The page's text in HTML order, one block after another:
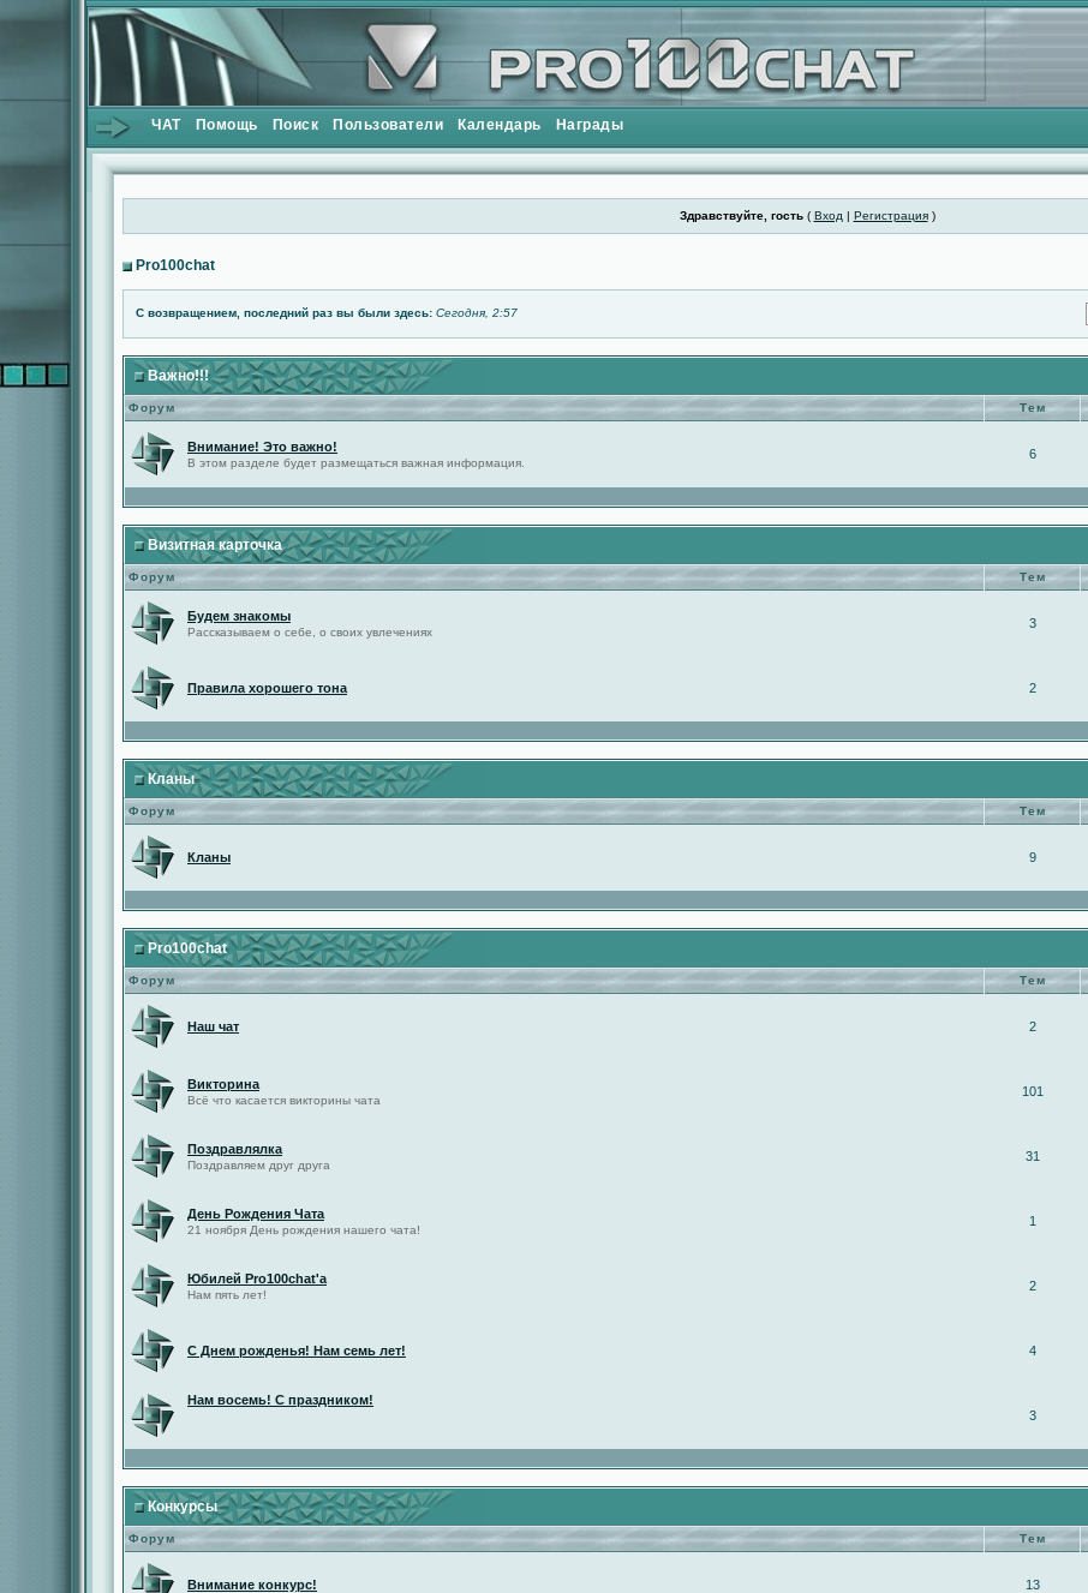
ЧАТ Помощь Поиск Пользователи Календарь Награды
Здравствуйте, гость( Вход | Регистрация)
Pro100chat
С возвращением, последний раз вы были здесь: Сегодня, 2:57
Важно!!!
Форум Тем
Внимание! Это важно!
В этом разделе будет размещаться важная информация.
6
Визитная карточка
Форум Тем
Будем знакомы
Рассказываем о себе, о своих увлечениях
3
Правила хорошего тона 2
Кланы
Форум Тем
Кланы 9
Pro100chat
Форум Тем
Наш чат 2
Викторина
Всё что касается викторины чата
101
Поздравлялка
Поздравляем друг друга
31
День Рождения Чата
21 ноября День рождения нашего чата!
1
Юбилей Pro100chat'а
Нам пять лет!
2
С Днем рожденья! Нам семь лет! 4
Нам восемь! С праздником!
3
Конкурсы
Форум Тем
Внимание конкурс! 13